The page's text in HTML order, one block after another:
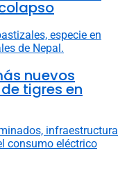
nuevos
tigres en